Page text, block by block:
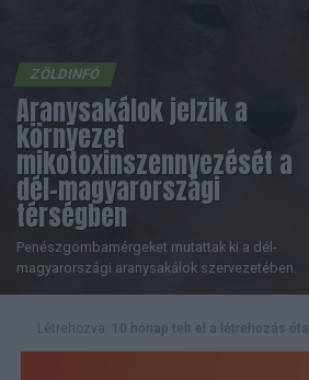
ZÖLDINFÓ
Aranysakálok jelzik a
környezet
mikotoxinszennyezését a
dél-magyarországi
térségben
Penészgombamérgeket mutattak ki a dél-
magyarországi aranysakálok szervezetében.
Létrehozva: 10 hónap telt el a létrehozás óta